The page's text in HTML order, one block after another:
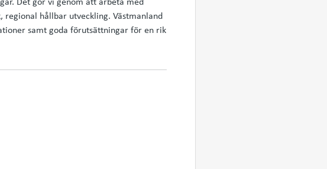
hållbar utveckling. Västmanland
samt goda förutsättningar för en rik